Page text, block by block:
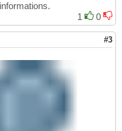
1
0
#3